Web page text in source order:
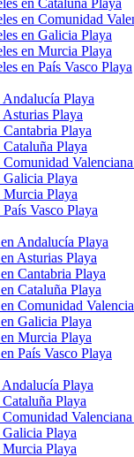
en Cataluña Playa
en Comunidad
en Galicia Playa
en Murcia Playa
en País Vasco Playa
Andalucía Playa
Playa
Playa
Playa
Comunidad
Galicia Playa
Murcia Playa
Vasco Playa
Andalucía Playa
Asturias Playa
Cantabria Playa
Cataluña Playa
Comunidad
Galicia Playa
Murcia Playa
País Vasco Playa
Andalucía Playa
Playa
Comunidad
Galicia Playa
Murcia Playa